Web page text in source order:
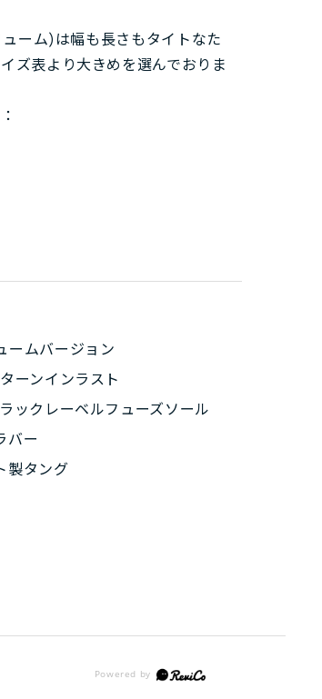
ーム)は幅も長さもタイトなた
ズ表より大きめを選んでおりま
ームバージョン
ーンインラスト
ックレーベルフューズソール
バー
製タング